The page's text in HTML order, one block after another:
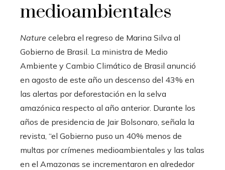
medioambientales
Nature celebra el regreso de Marina Silva al
Gobierno de Brasil. La ministra de Medio
Ambiente y Cambio Climático de Brasil anunció
en agosto de este año un descenso del 43% en
las alertas por deforestación en la selva
amazónica respecto al año anterior. Durante los
años de presidencia de Jair Bolsonaro, señala la
revista, “el Gobierno puso un 40% menos de
multas por crímenes medioambientales y las talas
en el Amazonas se incrementaron en alrededor